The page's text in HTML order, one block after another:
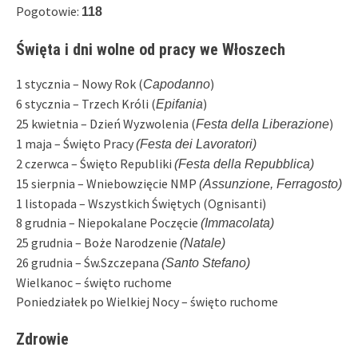
Pogotowie: 118
Święta i dni wolne od pracy we Włoszech
1 stycznia – Nowy Rok (Capodanno)
6 stycznia – Trzech Króli (Epifania)
25 kwietnia – Dzień Wyzwolenia (Festa della Liberazione)
1 maja – Święto Pracy(Festa dei Lavoratori)
2 czerwca – Święto Republiki (Festa della Repubblica)
15 sierpnia – Wniebowzięcie NMP (Assunzione, Ferragosto)
1 listopada – Wszystkich Świętych (Ognisanti)
8 grudnia – Niepokalane Poczęcie (Immacolata)
25 grudnia – Boże Narodzenie (Natale)
26 grudnia – Św.Szczepana (Santo Stefano)
Wielkanoc – święto ruchome
Poniedziałek po Wielkiej Nocy – święto ruchome
Zdrowie